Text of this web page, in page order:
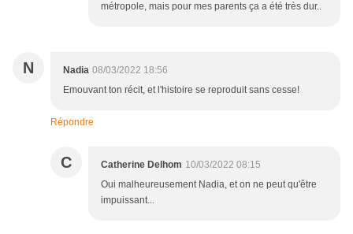
métropole, mais pour mes parents ça a été très dur..
N Nadia 08/03/2022 18:56
Emouvant ton récit, et l'histoire se reproduit sans cesse!
Répondre
C Catherine Delhom 10/03/2022 08:15
Oui malheureusement Nadia, et on ne peut qu'être
impuissant...